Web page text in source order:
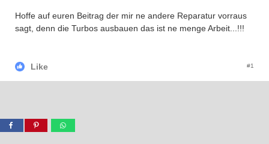
Hoffe auf euren Beitrag der mir ne andere Reparatur vorraus
sagt, denn die Turbos ausbauen das ist ne menge Arbeit...!!!
Like #1